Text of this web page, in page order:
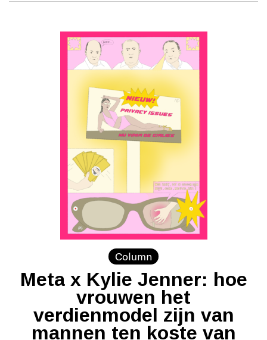
Column
Meta x Kylie Jenner: hoe
vrouwen het
verdienmodel zijn van
mannen ten koste van